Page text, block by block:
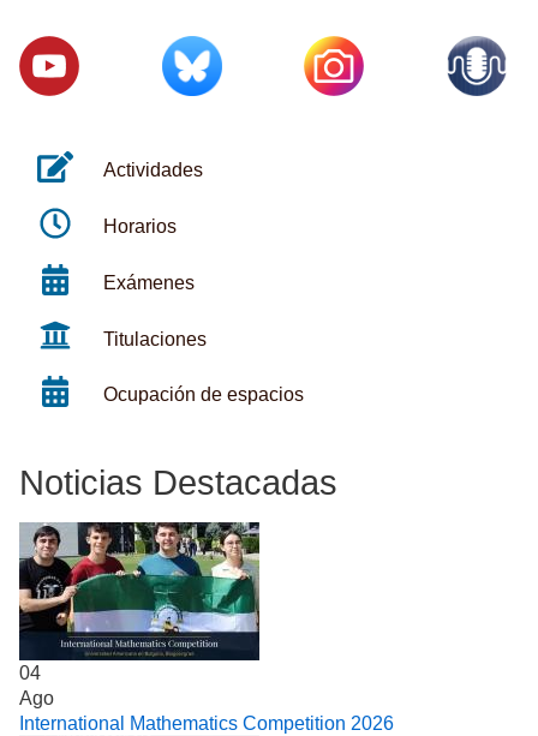
Actividades
Horarios
Exámenes
Titulaciones
Ocupación de espacios
Noticias Destacadas
04
Ago
International Mathematics Competition 2026